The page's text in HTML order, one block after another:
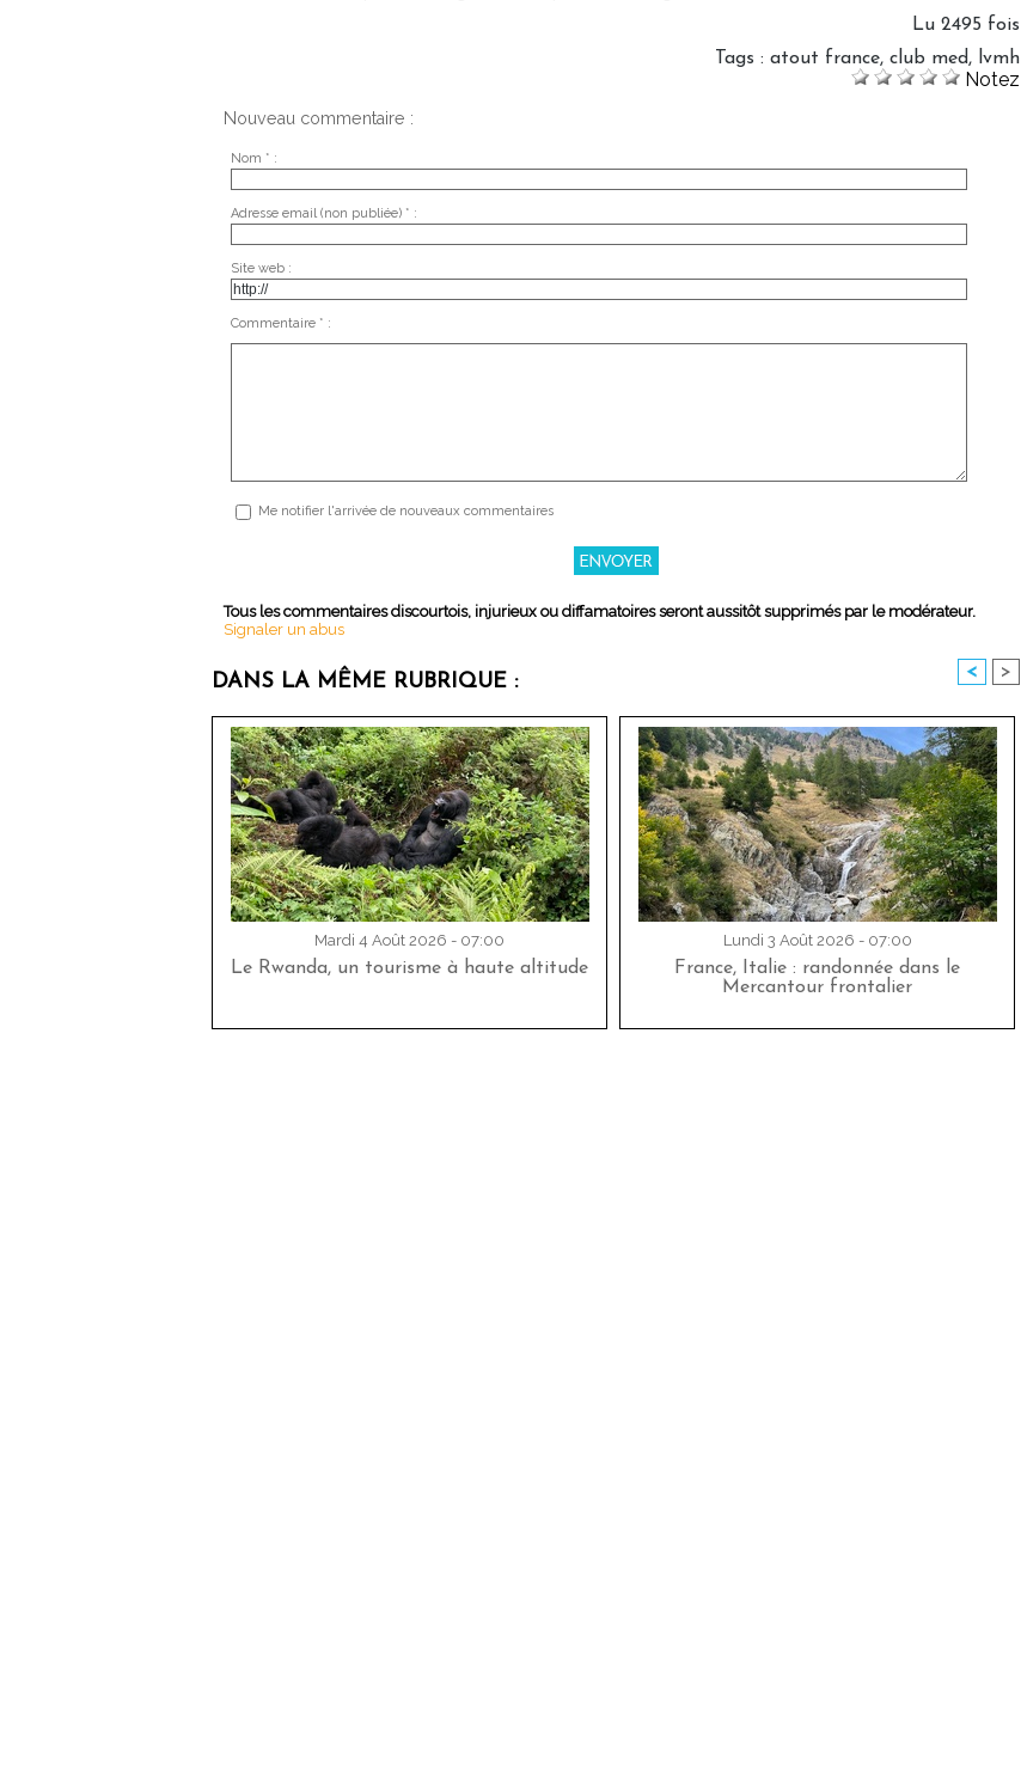
Lu 2495 fois
Tags : atout france, club med, lvmh
Notez
Nouveau commentaire :
Nom * :
Adresse email (non publiée) * :
Site web :
Commentaire * :
Me notifier l'arrivée de nouveaux commentaires
Tous les commentaires discourtois, injurieux ou diffamatoires seront aussitôt supprimés par le modérateur.
Signaler un abus
DANS LA MÊME RUBRIQUE : < >
Mardi 4 Août 2026 - 07:00
Le Rwanda, un tourisme à haute altitude
Lundi 3 Août 2026 - 07:00
France, Italie : randonnée dans le
Mercantour frontalier